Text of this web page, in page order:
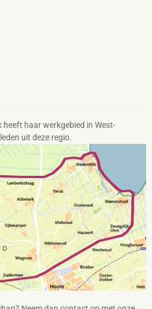
haar werkgebied in West-
uit deze regio.